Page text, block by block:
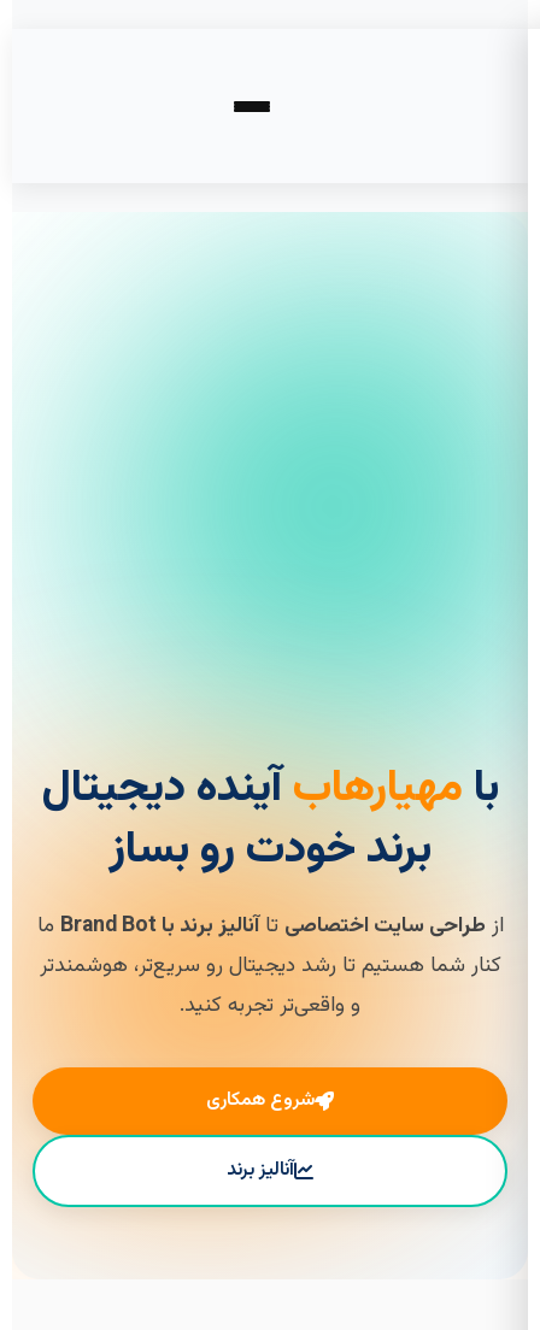
با مهیارهابآینده دیجیتال
برند خودت رو بساز
از طراحی سایت اختصاصی تاآنالیز برند با Brand Bot
ما
کنار شما هستیم تا رشد دیجیتال رو سریع‌تر، هوشمندتر
و واقعی‌تر تجربه کنید.
شروع همکاری
آنالیز برند